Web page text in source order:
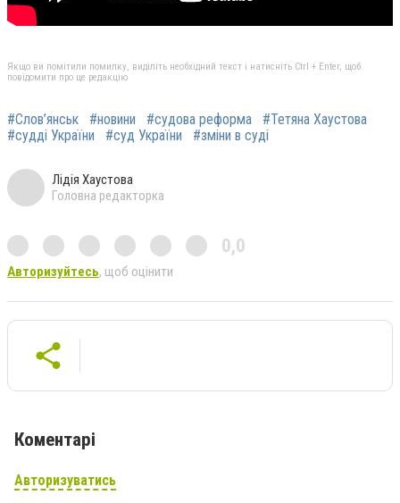
Якщо ви помітили помилку, виділіть необхідний текст і натисніть Ctrl + Enter, щоб
повідомити про це редакцію
#Слов’янськ #новини #судова реформа
#Тетяна Хаустова
#судді України
#суд України #зміни в суді
Лідія Хаустова
Головна редакторка
0,0
Авторизуйтесь, щоб оцінити
Коментарі
Авторизуватись